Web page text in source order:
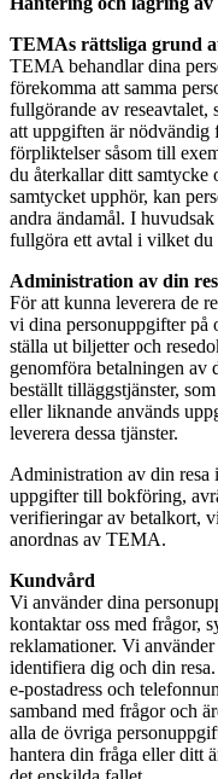
TEMAs rättsliga grund
TEMA behandlar dina
förekomma att samma
fullgörande av reseavtalet,
att uppgiften är nödvändig
förpliktelser såsom till
du återkallar ditt samtycke
samtycket upphör, kan
andra ändamål. I
fullgöra ett avtal i vilket du
Administration av din
För att kunna leverera de
vi dina personuppgifter på
ställa ut biljetter och
genomföra betalningen av
beställt tilläggstjänster,
eller liknande används
leverera dessa tjänster.
Administration av din resa
uppgifter till bokföring,
verifieringar av betalkort,
anordnas av TEMA.
Kundvård
Vi använder dina
kontaktar oss med frågor,
reklamationer. Vi
identifiera dig och din
e-postadress och
samband med frågor och
alla de övriga
hantera din fråga eller ditt